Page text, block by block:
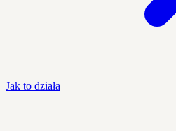
Jak to działa